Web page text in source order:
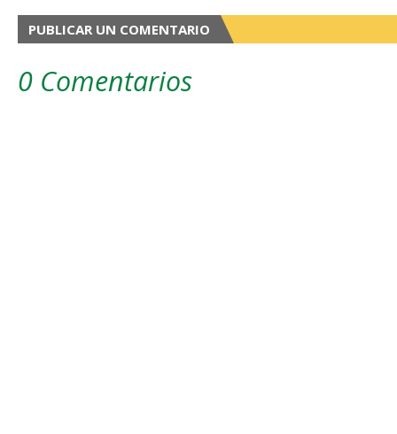
PUBLICAR UN COMENTARIO
0 Comentarios